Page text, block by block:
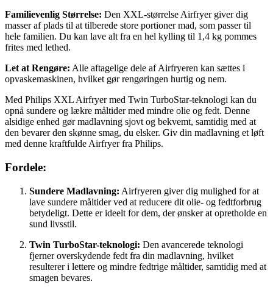
Familievenlig Størrelse: Den XXL-størrelse Airfryer giver dig
masser af plads til at tilberede store portioner mad, som passer til
hele familien. Du kan lave alt fra en hel kylling til 1,4 kg pommes
frites med lethed.
Let at Rengøre: Alle aftagelige dele af Airfryeren kan sættes i
opvaskemaskinen, hvilket gør rengøringen hurtig og nem.
Med Philips XXL Airfryer med Twin TurboStar-teknologi kan du
opnå sundere og lækre måltider med mindre olie og fedt. Denne
alsidige enhed gør madlavning sjovt og bekvemt, samtidig med at
den bevarer den skønne smag, du elsker. Giv din madlavning et løft
med denne kraftfulde Airfryer fra Philips.
Fordele:
Sundere Madlavning: Airfryeren giver dig mulighed for at
lave sundere måltider ved at reducere dit olie- og fedtforbrug
betydeligt. Dette er ideelt for dem, der ønsker at opretholde en
sund livsstil.
Twin TurboStar-teknologi: Den avancerede teknologi
fjerner overskydende fedt fra din madlavning, hvilket
resulterer i lettere og mindre fedtrige måltider, samtidig med at
smagen bevares.